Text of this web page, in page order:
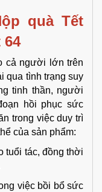
quà Tết
64
cả người lớn trên
qua tình trạng suy
tinh thần, người
hồi phục sức
trong việc duy trì
của sản phẩm:
tuổi tác, đồng thời
việc bồi bổ sức